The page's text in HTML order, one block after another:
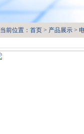
当前位置： 首页 > 产品展示 >